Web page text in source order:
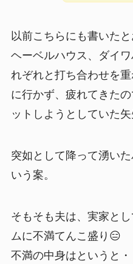
以前こちらにも書いた
ヘーベルハウス、ダイ
れぞれと打ち合わせを
に行かず、疲れてきた
ットしようとしていた矢
突如として降って湧い
いう案。
そもそも夫は、実家と
ムに不満てんこ盛り😑
不満の中身はというと・